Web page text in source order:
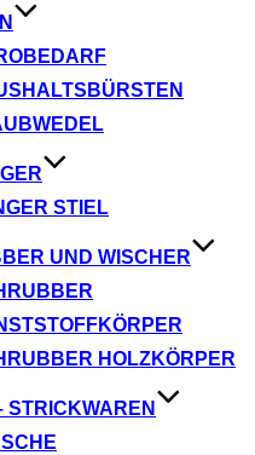
STIEL
UND WISCHER
HOLZKÖRPER
STRICKWAREN